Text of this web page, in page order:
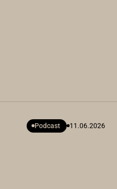
Podcast 11.06.2026